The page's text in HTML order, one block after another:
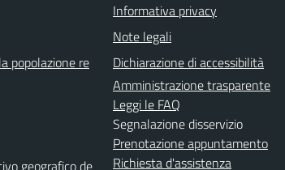
popolazione re
geografico de
Informativa privacy
Note legali
Dichiarazione di accessibilità
Amministrazione trasparente
Leggi le FAQ
Segnalazione disservizio
Prenotazione appuntamento
Richiesta d'assistenza